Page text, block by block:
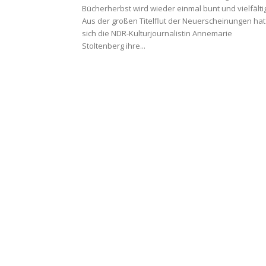
Bücherherbst wird wieder einmal bunt und
Aus der großen Titelflut der Neuerscheinungen hat
sich die NDR-Kulturjournalistin Annemarie
Stoltenberg ihre...